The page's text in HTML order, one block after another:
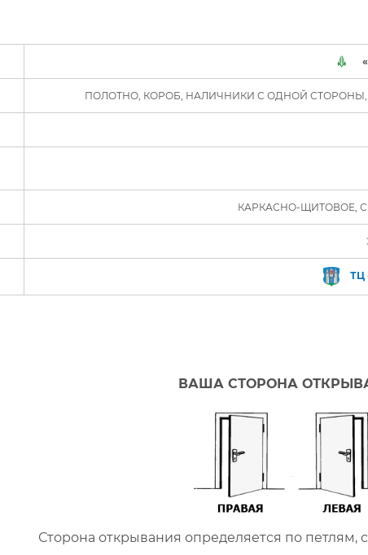
ПОЛОТНО, КОРОБ, НАЛИЧНИКИ С ОДНОЙ
КАРКАСНО-ЩИТОВОЕ,
ТЦ
ВАША СТОРОНА
Сторона открывания определяется по